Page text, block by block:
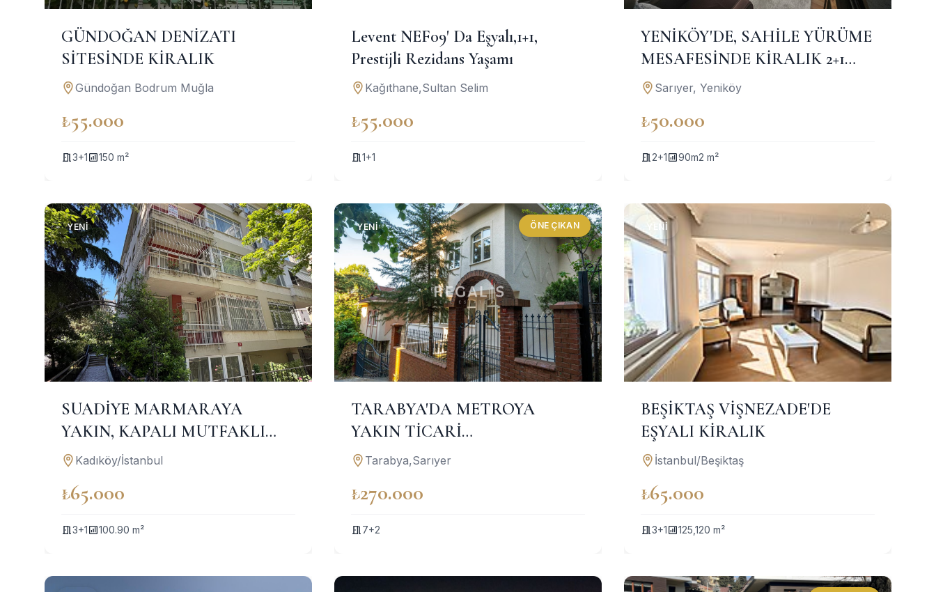
GÜNDOĞAN DENİZATI
SİTESİNDE KİRALIK
Gündoğan Bodrum Muğla
₺55.000
3+1 150 m²
Levent NEF09' Da Eşyalı,1+1,
Prestijli Rezidans Yaşamı
Kağıthane,Sultan Selim
₺55.000
1+1
YENİKÖY'DE, SAHİLE YÜRÜME
MESAFESİNDE KİRALIK 2+1
ARA KAT DAİRE
Sarıyer, Yeniköy
₺50.000
2+1 90m2 m²
YENI
SUADİYE MARMARAYA
YAKIN, KAPALI MUTFAKLI
GENİŞ 2+1 KİRALIK DAİRE
Kadıköy/İstanbul
₺65.000
3+1 100.90 m²
YENI ÖNE ÇIKAN
TARABYA'DA METROYA
YAKIN TİCARİ
KULLANIMADA UYGUN
Tarabya,Sarıyer
₺270.000
7+2
YENI
BEŞİKTAŞ VİŞNEZADE'DE
EŞYALI KİRALIK
İstanbul/Beşiktaş
₺65.000
3+1 125,120 m²